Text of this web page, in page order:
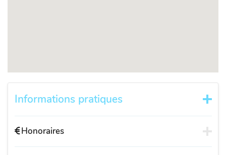
Informations pratiques
Honoraires